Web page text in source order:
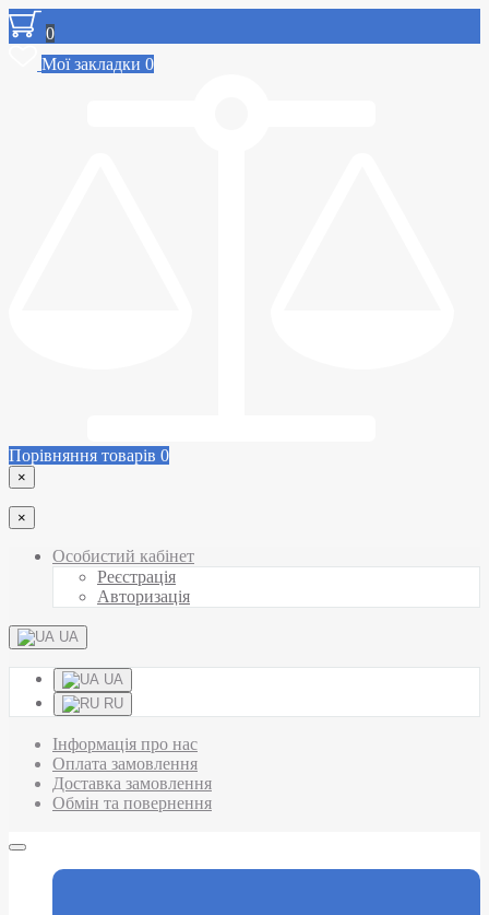
0
Мої закладки 0
Порівняння товарів 0
×
×
Особистий кабінет
Реєстрація
Авторизація
UA
UA
RU
Інформація про нас
Оплата замовлення
Доставка замовлення
Обмін та повернення